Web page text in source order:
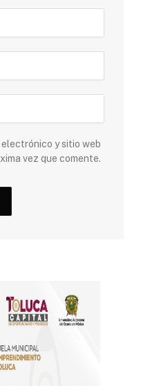
electrónico y sitio web
vez que comente.